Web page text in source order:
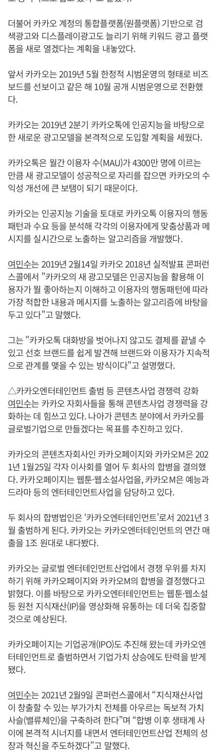
더불어 카카오 계정의 통합플랫폼(원플랫폼) 기반으로 검
색광고와 디스플레이광고도 늘리기 위해 키워드 광고 플랫
폼을 새로 열겠다는 계획을 내놓았다.
앞서 카카오는 2019년 5월 한정적 시범운영의 형태로 비즈
보드를 선보이고 같은 해 10월 공개 시범운영으로 전환했
다.
카카오는 2019년 2분기 카카오톡에 인공지능을 바탕으로
한 새로운 광고모델을 본격적으로 도입할 계획을 세웠다.
카카오톡은 월간 이용자 수(MAU)가 4300만 명에 이르는
만큼 새 광고모델이 성공적으로 자리를 잡으면 카카오의 수
익성 개선에 큰 보탬이 되기 때문이다.
카카오는 인공지능 기술을 토대로 카카오톡 이용자의 행동
패턴과 수요 등을 분석해 각각의 이용자에게 맞춤상품과 메
시지를 실시간으로 노출하는 알고리즘을 개발했다.
여민수는 2019년 2월14일 카카오 2018년 실적발표 콘퍼런
스콜에서 "카카오의 새 광고모델은 인공지능을 활용해 이
용자가 뭘 좋아하는지 이해하고 이용자의 행동패턴에 따라
가장 적합한 내용과 메시지를 노출하는 알고리즘에 바탕을
두고 있다"고 말했다.
그는 "카카오톡 대화방을 벗어나지 않고도 결제를 끝낼 수
있고 선호 브랜드를 쉽게 발견해 브랜드와 이용자가 지속적
으로 관계를 맺을 수 있는 방식이다"고 설명했다.
△카카오엔터테인먼트 출범 등 콘텐츠사업 경쟁력 강화
여민수는 카카오 자회사들을 통해 콘텐츠사업 경쟁력을 강
화하는 데 힘쓰고 있다. 나아가 콘텐츠 분야에서 카카오를
글로벌기업으로 만들겠다는 목표를 추진하고 있다.
카카오의 콘텐츠자회사인 카카오페이지와 카카오M은 202
1년 1월25일 각자 이사회를 열어 두 회사의 합병을 결의했
다. 카카오페이지는 웹툰·웹소설사업을, 카카오M은 예능과
드라마 등의 엔터테인먼트사업을 담당하고 있다.
두 회사의 합병법인은 ‘카카오엔터테인먼트’로서 2021년 3
월 출범하게 된다. 카카오는 카카오엔터테인먼트의 연간 매
출을 1조 원대로 내다봤다.
카카오는 글로벌 엔터테인먼트산업에서 경쟁 우위를 차지
하기 위해 카카오페이지와 카카오M의 합병을 결정했다고
밝혔다. 이를 바탕으로 카카오엔터테인먼트는 웹툰·웹소설
등 원천 지식재산(IP)을 영상화해 유통하는 데 더욱 집중할
것으로 예상된다.
카카오페이지는 기업공개(IPO)도 추진해 왔는데 카카오엔
터테인먼트로 출범하면서 기업가치 상승에도 탄력을 받게
됐다.
여민수는 2021년 2월9일 콘퍼런스콜에서 “지식재산사업
이 창출할 수 있는 부가가치 전체를 아우르는 독보적 가치
사슬(밸류체인)을 구축하려 한다”며 “합병 이후 생태계 사
이에 본격적 시너지를 내면서 엔터테인먼트산업 전체의 성
장과 혁신을 주도하겠다”고 말했다.